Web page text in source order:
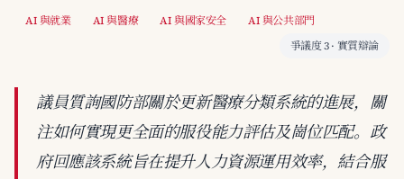
AI 與就業 AI 與醫療 AI 與國家安全
AI 與公共部門
爭議度 3 · 實質辯論
議員質詢國防部關於更新醫療分類系統的進展，關
注如何實現更全面的服役能力評估及崗位匹配。政
府回應該系統旨在提升人力資源運用效率，結合服